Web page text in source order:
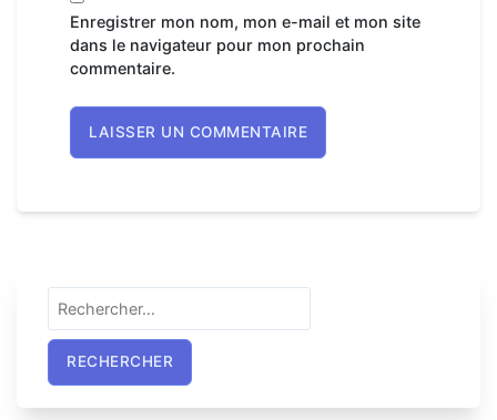
Enregistrer mon nom, mon e-mail et mon site
dans le navigateur pour mon prochain
commentaire.